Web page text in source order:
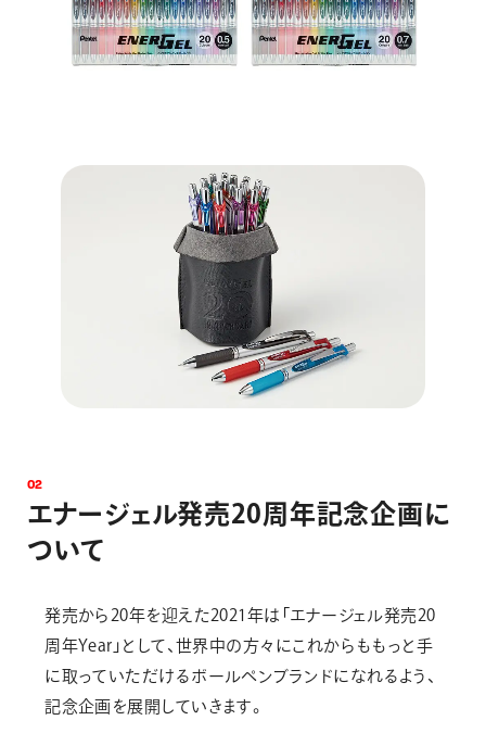
02
エナー ジェ ル発売20周 年記念企画に
ついて
発売から20年を迎えた2021年は「エナージェル発売20
周年Year」として、世界中の方々にこれからももっと手
に取っていただけるボールペンブランドになれるよう、
記念企画を展開していきます。